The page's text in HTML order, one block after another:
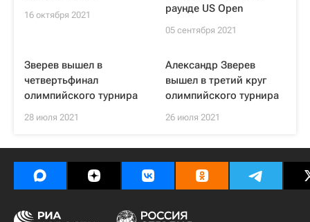
16 октября 2021
раунде US Open
05 сентября 2021
Зверев вышел в
четвертьфинал
олимпийского турнира
28 июля 2021
Александр Зверев
вышел в третий круг
олимпийского турнира
26 июля 2021